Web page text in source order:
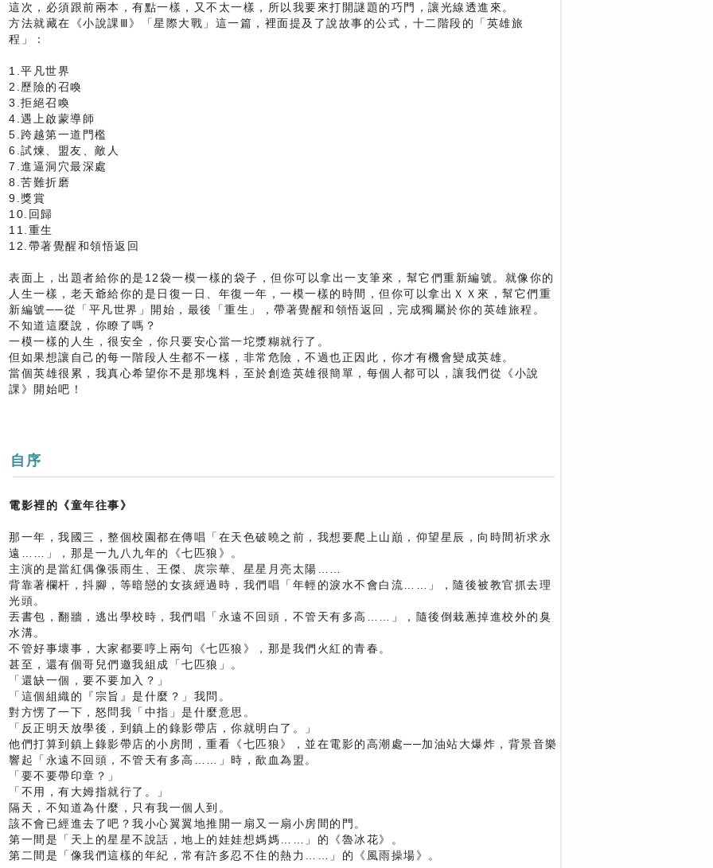
這次，必須跟前兩本，有點一樣，又不太一樣，所以我要來打開謎題的巧門，讓光線透進來。
方法就藏在《小說課Ⅲ》「星際大戰」這一篇，裡面提及了說故事的公式，十二階段的「英雄旅
程」：
1.平凡世界
2.歷險的召喚
3.拒絕召喚
4.遇上啟蒙導師
5.跨越第一道門檻
6.試煉、盟友、敵人
7.進逼洞穴最深處
8.苦難折磨
9.獎賞
10.回歸
11.重生
12.帶著覺醒和領悟返回
表面上，出題者給你的是12袋一模一樣的袋子，但你可以拿出一支筆來，幫它們重新編號。就像你的
人生一樣，老天爺給你的是日復一日、年復一年，一模一樣的時間，但你可以拿出ＸＸ來，幫它們重
新編號──從「平凡世界」開始，最後「重生」，帶著覺醒和領悟返回，完成獨屬於你的英雄旅程。
不知道這麼說，你瞭了嗎？
一模一樣的人生，很安全，你只要安心當一坨漿糊就行了。
但如果想讓自己的每一階段人生都不一樣，非常危險，不過也正因此，你才有機會變成英雄。
當個英雄很累，我真心希望你不是那塊料，至於創造英雄很簡單，每個人都可以，讓我們從《小說
課》開始吧！
自序
電影裡的《童年往事》
那一年，我國三，整個校園都在傳唱「在天色破曉之前，我想要爬上山巔，仰望星辰，向時間祈求永
遠……」，那是一九八九年的《七匹狼》。
主演的是當紅偶像張雨生、王傑、庹宗華、星星月亮太陽……
背靠著欄杆，抖腳，等暗戀的女孩經過時，我們唱「年輕的淚水不會白流……」，隨後被教官抓去理
光頭。
丟書包，翻牆，逃出學校時，我們唱「永遠不回頭，不管天有多高……」，隨後倒栽蔥掉進校外的臭
水溝。
不管好事壞事，大家都要哼上兩句《七匹狼》，那是我們火紅的青春。
甚至，還有個哥兒們邀我組成「七匹狼」。
「還缺一個，要不要加入？」
「這個組織的『宗旨』是什麼？」我問。
對方愣了一下，怒問我「中指」是什麼意思。
「反正明天放學後，到鎮上的錄影帶店，你就明白了。」
他們打算到鎮上錄影帶店的小房間，重看《七匹狼》，並在電影的高潮處──加油站大爆炸，背景音樂
響起「永遠不回頭，不管天有多高……」時，歃血為盟。
「要不要帶印章？」
「不用，有大姆指就行了。」
隔天，不知道為什麼，只有我一個人到。
該不會已經進去了吧？我小心翼翼地推開一扇又一扇小房間的門。
第一間是「天上的星星不說話，地上的娃娃想媽媽……」的《魯冰花》。
第二間是「像我們這樣的年紀，常有許多忍不住的熱力……」的《風雨操場》。